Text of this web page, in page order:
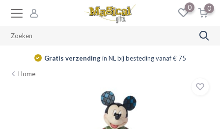
0 0
Gratis verzendingin NL bij besteding vanaf € 75
Home